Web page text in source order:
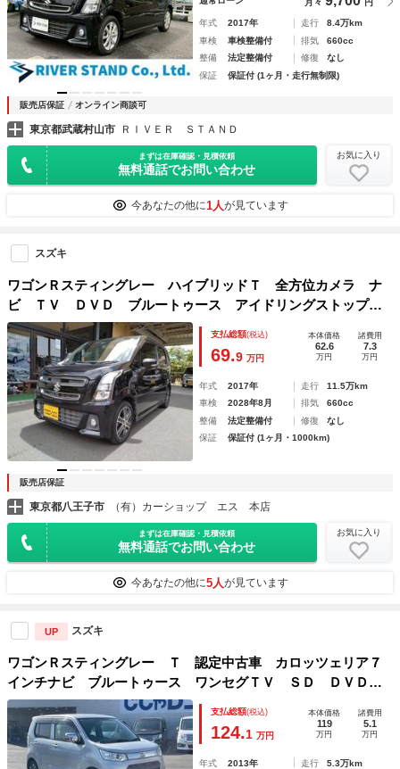
年式 2017年 走行
8.4万km
車検
車検整備付 排気
660cc
整備
法定整備付 修復
なし
保証
保証付 (1ヶ月・走行無制限)
販売店保証 オンライン商談可
東京都武蔵村山市 ＲＩＶＥＲ ＳＴＡＮＤ
まずは在庫確認・見積依頼
無料通話でお問い合わせ
お気に入り
今あなたの他に1人が見ています
スズキ
ワゴンＲスティングレー ハイブリッドＴ 全方位カメラ ナ
ビ ＴＶ ＤＶＤ ブルートゥース アイドリングストップ
サイドエアバック デュアルセンサーブレーキサポート 横滑
り防止 レーンキープ 誤発進抑制 スマートキー オートエ
アコン
支払総額(税込)
69.9 万円
本体価格
62.6
万円
諸費用
7.3
万円
年式 2017年 走行
11.5万km
車検
2028年8月 排気
660cc
整備
法定整備付 修復
なし
保証
保証付 (1ヶ月・1000km)
販売店保証
東京都八王子市 （有）カーショップ エス 本店
まずは在庫確認・見積依頼
無料通話でお問い合わせ
お気に入り
今あなたの他に5人が見ています
UP スズキ
ワゴンＲスティングレー Ｔ 認定中古車 カロッツェリア７
インチナビ ブルートゥース ワンセグＴＶ ＳＤ ＤＶＤ
ＣＤ ドライブレコーダー
支払総額(税込)
124.1 万円
本体価格
119
万円
諸費用
5.1
万円
年式 2013年 走行
5.3万km